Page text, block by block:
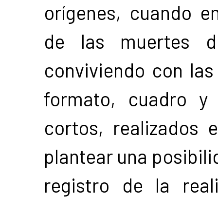
orígenes, cuando
de las muertes
conviviendo con
formato, cuadro
cortos, realizados
plantear una
registro de la